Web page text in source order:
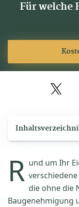
Für welche
R und um Ihr
die ohne die
Baugenehmigung